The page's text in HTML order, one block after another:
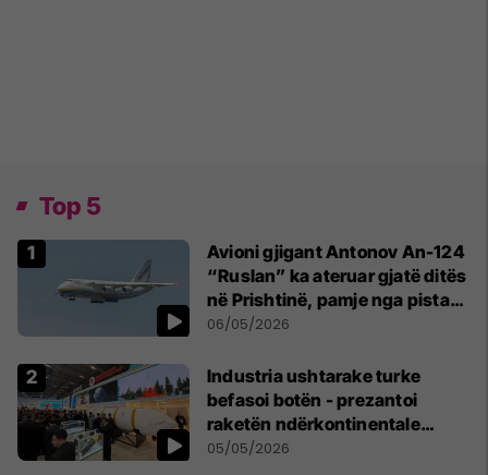
Top 5
Avioni gjigant Antonov An-124
“Ruslan” ka ateruar gjatë ditës
në Prishtinë, pamje nga pista
publikohen edhe në rrjete
06/05/2026
Industria ushtarake turke
befasoi botën - prezantoi
raketën ndërkontinentale
vendase
05/05/2026